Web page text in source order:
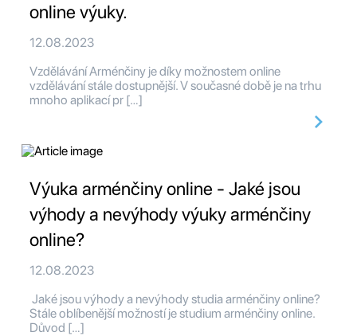
online výuky.
12.08.2023
Vzdělávání Arménčiny je díky možnostem online
vzdělávání stále dostupnější. V současné době je na trhu
mnoho aplikací pr […]
Výuka arménčiny online - Jaké jsou
výhody a nevýhody výuky arménčiny
online?
12.08.2023
Jaké jsou výhody a nevýhody studia arménčiny online?
Stále oblíbenější možností je studium arménčiny online.
Důvod […]